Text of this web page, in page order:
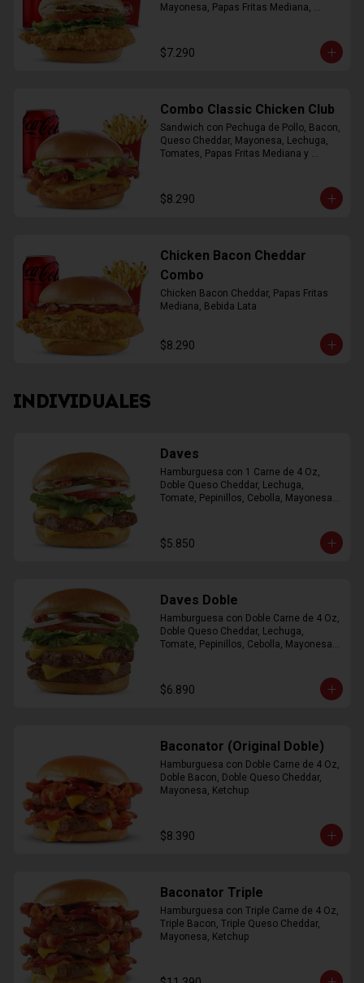
Mayonesa, Papas Fritas Mediana,
$7.290
Combo Classic Chicken Club
Sandwich con Pechuga de Pollo, Bacon,
Queso Cheddar, Mayonesa, Lechuga,
Tomates, Papas Fritas Mediana y
$8.290
Chicken Bacon Cheddar
Combo
Chicken Bacon Cheddar, Papas Fritas
Mediana, Bebida Lata
$8.290
INDIVIDUALES
Daves
Hamburguesa con 1 Carne de 4 Oz,
Doble Queso Cheddar, Lechuga,
Tomate, Pepinillos, Cebolla, Mayonesa,
$5.850
Daves Doble
Hamburguesa con Doble Carne de 4 Oz,
Doble Queso Cheddar, Lechuga,
Tomate, Pepinillos, Cebolla, Mayonesa,
$6.890
Baconator (Original Doble)
Hamburguesa con Doble Carne de 4 Oz,
Doble Bacon, Doble Queso Cheddar,
Mayonesa, Ketchup
$8.390
Baconator Triple
Hamburguesa con Triple Carne de 4 Oz,
Triple Bacon, Triple Queso Cheddar,
Mayonesa, Ketchup